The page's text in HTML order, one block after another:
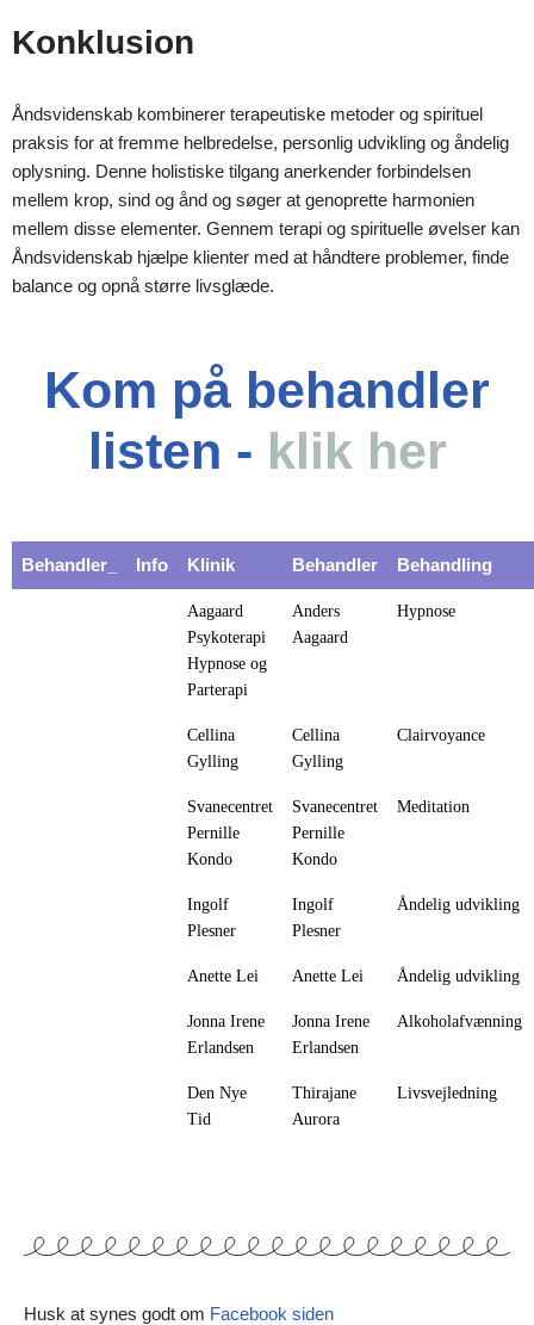
Konklusion
Åndsvidenskab kombinerer terapeutiske metoder og spirituel
praksis for at fremme helbredelse, personlig udvikling og åndelig
oplysning. Denne holistiske tilgang anerkender forbindelsen
mellem krop, sind og ånd og søger at genoprette harmonien
mellem disse elementer. Gennem terapi og spirituelle øvelser kan
Åndsvidenskab hjælpe klienter med at håndtere problemer, finde
balance og opnå større livsglæde.
Kom på behandler
listen - klik her
Behandler_ Info Klinik Behandler Behandling
Aagaard
Psykoterapi
Hypnose og
Parterapi
Anders
Aagaard
Hypnose
Cellina
Gylling
Cellina
Gylling
Clairvoyance
Svanecentret
Pernille
Kondo
Svanecentret
Pernille
Kondo
Meditation
Ingolf
Plesner
Ingolf
Plesner
Åndelig udvikling
Anette Lei Anette Lei Åndelig udvikling
Jonna Irene
Erlandsen
Jonna Irene
Erlandsen
Alkoholafvænning
Den Nye
Tid
Thirajane
Aurora
Livsvejledning
Husk at synes godt om Facebook siden